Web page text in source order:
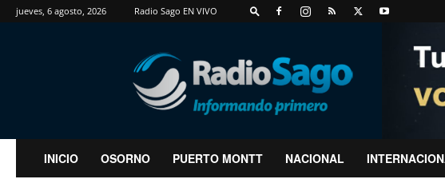
jueves, 6 agosto, 2026 Radio Sago EN VIVO
RadioSago
INICIO OSORNO PUERTO MONTT NACIONAL